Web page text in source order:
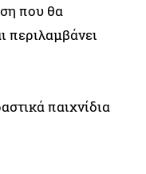
που θα
περιλαμβάνει
παιχνίδια